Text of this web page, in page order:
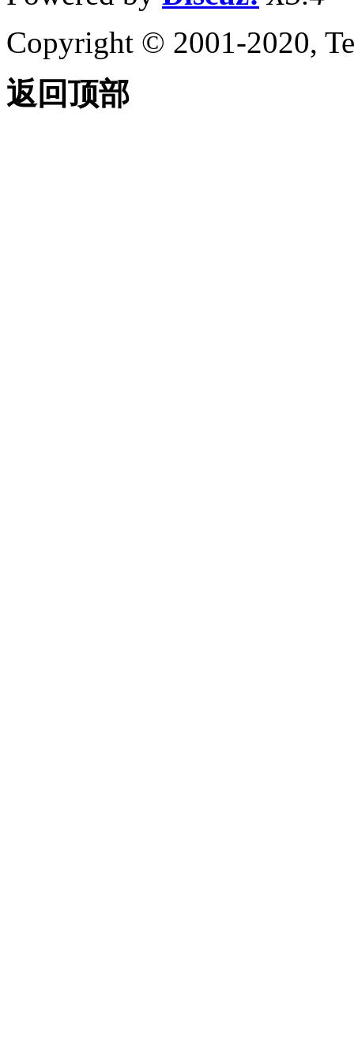
Copyright © 2001-2020,
返回顶部